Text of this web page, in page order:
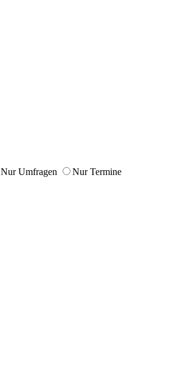
Nur Umfragen
Nur Termine